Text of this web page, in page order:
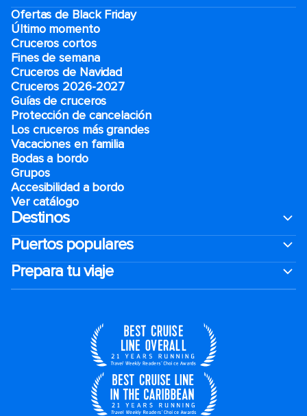
Ofertas de Black Friday
Último momento
Cruceros cortos
Fines de semana
Cruceros de Navidad
Cruceros 2026-2027
Guías de cruceros
Protección de cancelación
Los cruceros más grandes
Vacaciones en familia
Bodas a bordo
Grupos
Accesibilidad a bordo
Ver catálogo
Destinos
Puertos populares
Prepara tu viaje